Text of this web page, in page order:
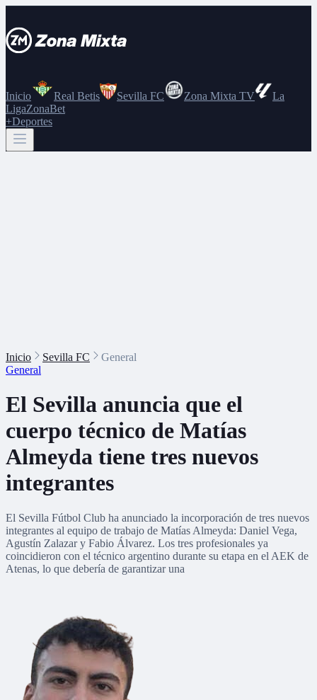
Inicio Real Betis Sevilla FC Zona Mixta TV
La
LigaZonaBet
+Deportes
Inicio Sevilla FC
General
General
El Sevilla anuncia que el
cuerpo técnico de Matías
Almeyda tiene tres nuevos
integrantes
El Sevilla Fútbol Club ha anunciado la incorporación de tres nuevos
integrantes al equipo de trabajo de Matías Almeyda: Daniel Vega,
Agustín Zalazar y Fabio Álvarez. Los tres profesionales ya
coincidieron con el técnico argentino durante su etapa en el AEK de
Atenas, lo que debería de garantizar una